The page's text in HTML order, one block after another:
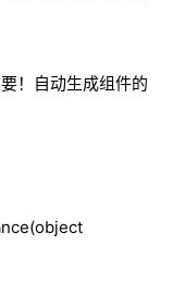
！自动生成组件的
object